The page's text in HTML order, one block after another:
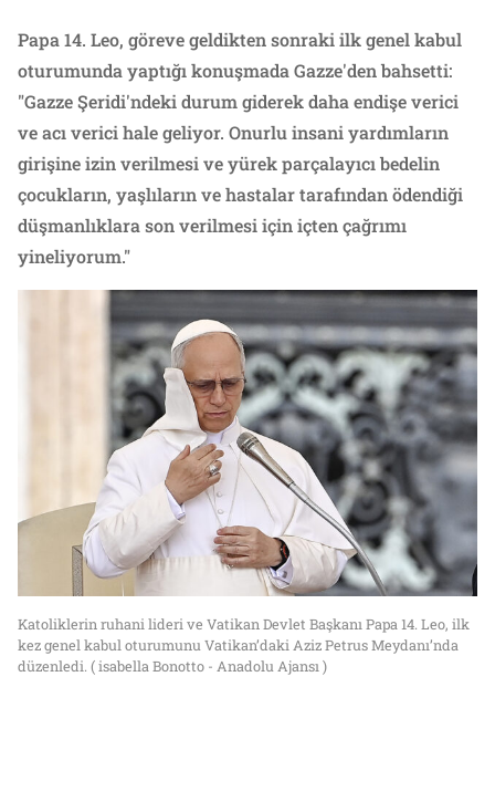
Papa 14. Leo, göreve geldikten sonraki ilk genel kabul
oturumunda yaptığı konuşmada Gazze'den bahsetti:
"Gazze Şeridi'ndeki durum giderek daha endişe verici
ve acı verici hale geliyor. Onurlu insani yardımların
girişine izin verilmesi ve yürek parçalayıcı bedelin
çocukların, yaşlıların ve hastalar tarafından ödendiği
düşmanlıklara son verilmesi için içten çağrımı
yineliyorum."
Katoliklerin ruhani lideri ve Vatikan Devlet Başkanı Papa 14. Leo, ilk
kez genel kabul oturumunu Vatikan’daki Aziz Petrus Meydanı’nda
düzenledi. ( isabella Bonotto - Anadolu Ajansı )